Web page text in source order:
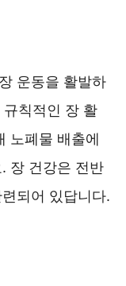
운동을 활발하
칙적인 장 활
노폐물 배출에
장 건강은 전반
되어 있답니다.